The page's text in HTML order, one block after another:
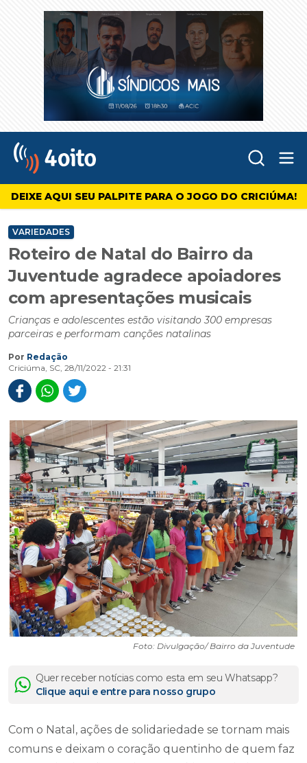
4oito
DEIXE AQUI SEU PALPITE PARA O JOGO DO CRICIÚMA!
VARIEDADES
Roteiro de Natal do Bairro da
Juventude agradece apoiadores
com apresentações musicais
Crianças e adolescentes estão visitando 300 empresas
parceiras e performam canções natalinas
Por Redação
Criciúma, SC, 28/11/2022 - 21:31
Foto: Divulgação/ Bairro da Juventude
Quer receber notícias como esta em seu Whatsapp?
Clique aqui e entre para nosso grupo
Com o Natal, ações de solidariedade se tornam mais
comuns e deixam o coração quentinho de quem faz